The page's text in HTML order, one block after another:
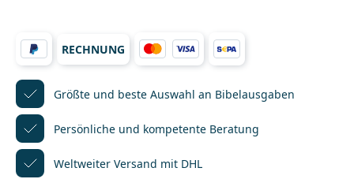
lassen sich in Kindergottesdienst, im
Religionsunterricht, in der Jungschar oder auf
Freizeiten einsetzen.In Kooperation mit buch&musik
ejw service und BLB
Schweiz.__________________________________________________
___________Bei Fragen zur Produktsicherheit wenden
Sie sich bitte an:Praxisverlag buch+musik bm
gGmbHHaeberlinstraße 1-370563
Stuttgartkontakt@praxisverlag-bm.de
RECHNUNG
Größte und beste Auswahl an Bibelausgaben
Persönliche und kompetente Beratung
Weltweiter Versand mit DHL